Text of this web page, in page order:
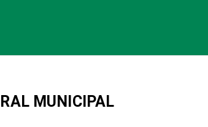
MUNICIPAL